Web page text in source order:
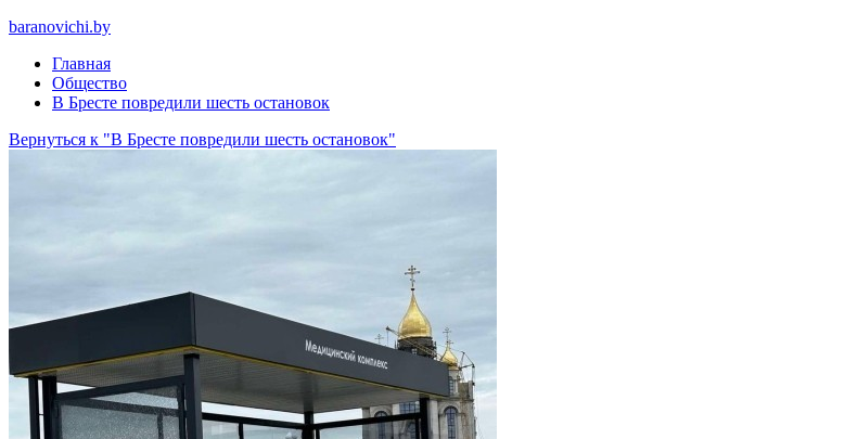
baranovichi.by
Главная
Общество
В Бресте повредили шесть остановок
Вернуться к "В Бресте повредили шесть остановок"